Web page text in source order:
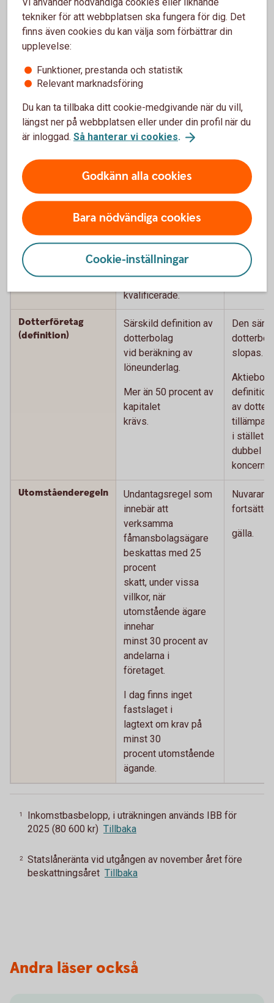
(trädaperiod)
Karensperiod på 5
kalenderår.
en andel anses
kvalificerad, samt
tillämpning av
utomståenderegeln
och regeln om
samma eller
likartad verksamhet.
till 4
Syskon som
närstående
syskons make
och barn) räknas i dag
närstående. Detta kan
påverka
bedömningen av om
kvalificerade.
Syskon
vara
Dotterföretag
(definition)
Särskild definition av
dotterbolag
vid beräkning av
löneunderlag.
Mer än 50 procent av
kapitalet
krävs.
Den
slopas.
definition
av
tillämpas
i stället.
dubbel
Utomståenderegeln
Undantagsregel som
innebär att
verksamma
fåmansbolagsägare
beskattas med 25
procent
skatt, under vissa
villkor, när
utomstående ägare
innehar
minst 30 procent av
andelarna i
företaget.
I dag finns inget
fastslaget i
lagtext om krav på
minst 30
procent utomstående
ägande.
fortsätter
gälla.
1
Inkomstbasbelopp, i uträkningen används IBB för
2025 (80 600 kr) Tillbaka
2
Statslåneränta vid utgången av november året före
beskattningsåret Tillbaka
Andra läser också
tekniker för att webbplatsen ska fungera för dig. Det
finns även cookies du kan välja som förbättrar din
upplevelse:
Funktioner, prestanda och statistik
Relevant marknadsföring
Du kan ta tillbaka ditt cookie-medgivande när du vill,
längst ner på webbplatsen eller under din profil när du
är inloggad. Så hanterar vi cookies.
Godkänn alla cookies
Bara nödvändiga cookies
Cookie-inställningar